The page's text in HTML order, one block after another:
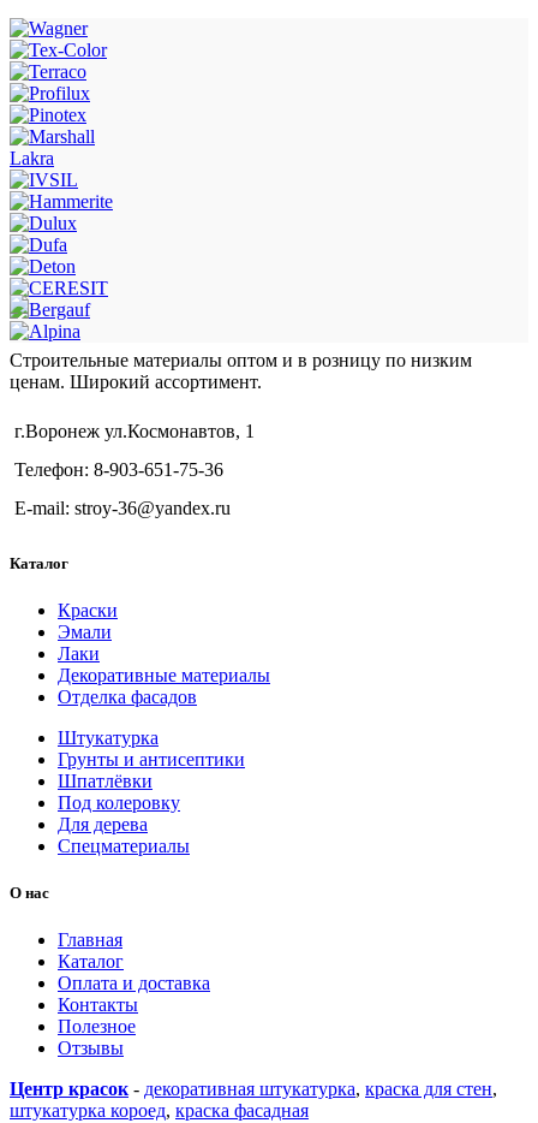
Lakra
Строительные материалы оптом и в розницу по низким
ценам. Широкий ассортимент.
г.Воронеж ул.Космонавтов, 1
Телефон: 8-903-651-75-36
E-mail: stroy-36@yandex.ru
Каталог
Краски
Эмали
Лаки
Декоративные материалы
Отделка фасадов
Штукатурка
Грунты и антисептики
Шпатлёвки
Под колеровку
Для дерева
Спецматериалы
О нас
Главная
Каталог
Оплата и доставка
Контакты
Полезное
Отзывы
Центр красок - декоративная штукатурка, краска для стен,
штукатурка короед, краска фасадная